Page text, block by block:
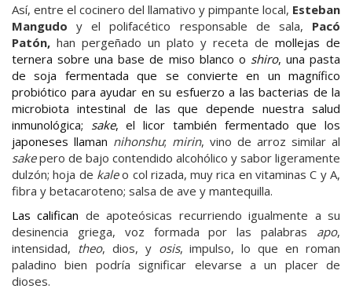
Así, entre el cocinero del llamativo y pimpante local, Esteban
Mangudo y el polifacético responsable de sala, Pacó
Patón, han pergeñado un plato y receta de mollejas de
ternera sobre una base de miso blanco o shiro, una pasta
de soja fermentada que se convierte en un magnífico
probiótico para ayudar en su esfuerzo a las bacterias de la
microbiota intestinal de las que depende nuestra salud
inmunológica; sake, el licor también fermentado que los
japoneses llaman nihonshu; mirin, vino de arroz similar al
sakepero de bajo contendido alcohólico y sabor ligeramente
dulzón; hoja de kaleo col rizada, muy rica en vitaminas C y A,
fibra y betacaroteno; salsa de ave y mantequilla.
Las califican de apoteósicas recurriendo igualmente a su
desinencia griega, voz formada por las palabras apo,
intensidad, theo, dios, y osis, impulso, lo que en roman
paladino bien podría significar elevarse a un placer de
dioses.